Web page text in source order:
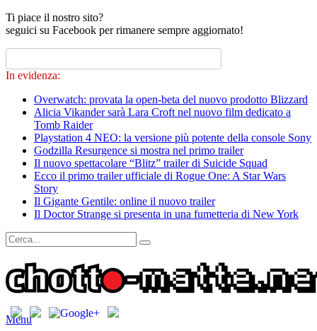
Ti piace il nostro sito?
seguici su Facebook per rimanere sempre aggiornato!
In evidenza:
Overwatch: provata la open-beta del nuovo prodotto Blizzard
Alicia Vikander sarà Lara Croft nel nuovo film dedicato a
Tomb Raider
Playstation 4 NEO: la versione più potente della console Sony
Godzilla Resurgence si mostra nel primo trailer
Il nuovo spettacolare “Blitz” trailer di Suicide Squad
Ecco il primo trailer ufficiale di Rogue One: A Star Wars
Story
Il Gigante Gentile: online il nuovo trailer
Il Doctor Strange si presenta in una fumetteria di New York
Menu